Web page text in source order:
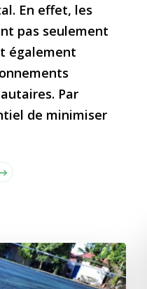
En effet, les
pas seulement
également
Par
de minimiser